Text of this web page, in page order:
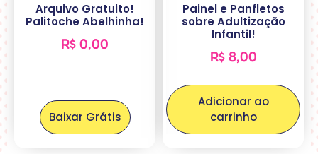
Arquivo Gratuito!
Palitoche Abelhinha!
R$ 0,00
Baixar Grátis
Painel e Panfletos
sobre Adultização
Infantil!
R$8,00
Adicionar ao
carrinho